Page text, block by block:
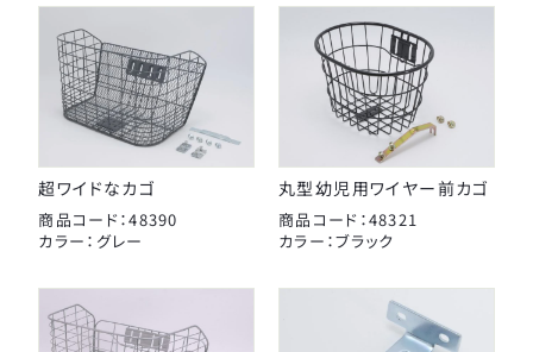
ベル
ライト・反射板
カギ
超ワイドなカゴ
商品コード：48390
カラー：グレー
丸型幼児用ワイヤー前カゴ
商品コード：48321
カラー：ブラック